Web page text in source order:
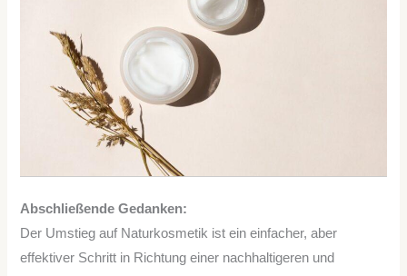
Abschließende Gedanken:
Der Umstieg auf Naturkosmetik ist ein einfacher, aber
effektiver Schritt in Richtung einer nachhaltigeren und